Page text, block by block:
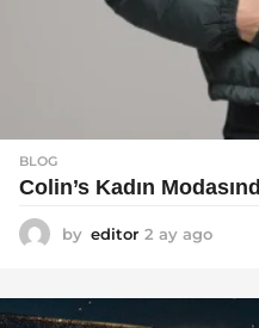
BLOG
Colin’s Kadın
by editor 2 ay ago
a